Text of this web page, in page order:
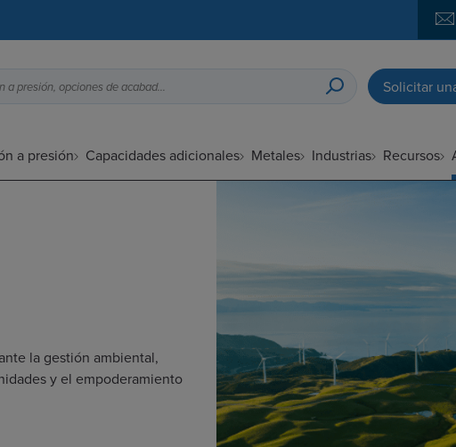
Guía de diseño para fundición a presión, opciones de acabado superficial, etc. Solicitar
a presión Capacidades adicionales Metales Industrias Recursos
la gestión ambiental,
y el empoderamiento